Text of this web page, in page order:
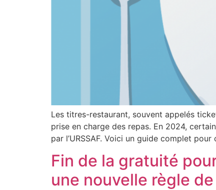
Les titres-restaurant, souvent appelés
prise en charge des repas. En 2024,
par l’URSSAF. Voici un guide complet
Fin de la gratuité
une nouvelle règle de